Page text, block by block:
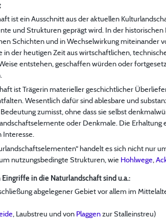
ist ein Ausschnitt aus der aktuellen
und Strukturen geprägt wird. In der
Schichten und in Wechselwirkung
in der heutigen Zeit aus wirtschaftlichen,
entstehen, geschaffen würden oder
ist Trägerin materieller geschichtlicher
Wesentlich dafür sind ablesbare und
zumisst, ohne dass sie selbst
oder Denkmale. Die
Interesse.
handelt es sich nicht nur
nutzungsbedingte Strukturen, wie Hohlwege,
in die Naturlandschaft sind u.a.:
abgelegener Gebiet vor allem im
, Laubstreu und von Plaggenzur Stalleinstreu)